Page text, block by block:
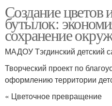
Создание цветов
бутылок:
сохранение
МАДОУ Тэгдинский детский
Творческий проект по
оформлению территории
« Цветочное превращение